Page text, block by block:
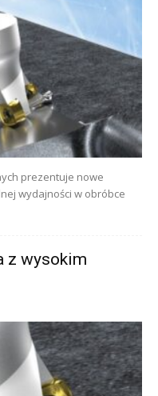
prezentuje nowe
wydajności w obróbce
z wysokim